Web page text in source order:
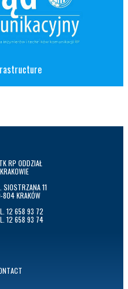
RP ODDZIAŁ
SIOSTRZANA 11
804 KRAKÓW
12 658 93 72
12 658 93 74